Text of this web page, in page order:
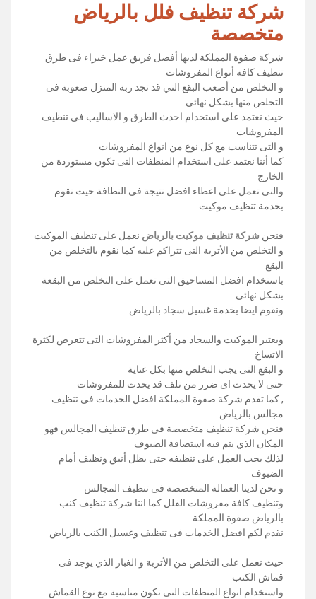
شركة تنظيف فلل بالرياض
متخصصة
شركة صفوة المملكة لديها أفضل فريق عمل خبراء فى طرق
تنظيف كافة أنواع المفروشات
و التخلص من أصعب البقع التي قد تجد ربة المنزل صعوبة فى
التخلص منها بشكل نهائى
حيث نعتمد على استخدام احدث الطرق و الاساليب فى تنظيف
المفروشات
و التى تتناسب مع كل نوع من انواع المفروشات
كما أننا نعتمد على استخدام المنظفات التى تكون مستوردة من
الخارج
والتى تعمل على اعطاء افضل نتيجة فى النظافة حيث نقوم
بخدمة تنظيف موكيت
فنحن شركة تنظيف موكيت بالرياض نعمل على تنظيف الموكيت
و التخلص من الأتربة التى تتراكم عليه كما نقوم بالتخلص من
البقع
باستخدام افضل المساحيق التى تعمل على التخلص من البقعة
بشكل نهائى
ونقوم ايضا بخدمة غسيل سجاد بالرياض
ويعتبر الموكيت والسجاد من أكثر المفروشات التى تتعرض لكثرة
الاتساخ
و البقع التى يجب التخلص منها بكل عناية
حتى لا يحدث اى ضرر من تلف قد يحدث للمفروشات
, كما تقدم شركة صفوة المملكة افضل الخدمات فى تنظيف
مجالس بالرياض
فنحن شركة تنظيف متخصصة فى طرق تنظيف المجالس فهو
المكان الذي يتم فيه استضافة الضيوف
لذلك يجب العمل على تنظيفه حتى يظل أنيق ونظيف أمام
الضيوف
و نحن لدينا العمالة المتخصصة فى تنظيف المجالس
وتنظيف كافة مفروشات الفلل كما اننا شركة تنظيف كنب
بالرياض صفوة المملكة
نقدم لكم افضل الخدمات فى تنظيف وغسيل الكنب بالرياض
حيث نعمل على التخلص من الأتربة و الغبار الذي يوجد فى
قماش الكنب
واستخدام انواع المنظفات التى تكون مناسبة مع نوع القماش